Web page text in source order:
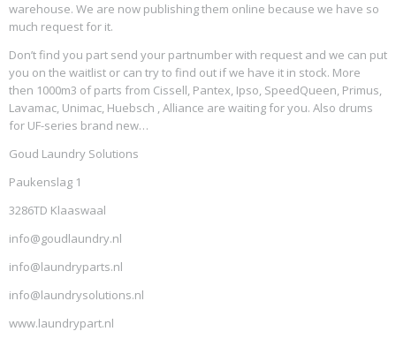
warehouse. We are now publishing them online because we have so
much request for it.
Don’t find you part send your partnumber with request and we can put
you on the waitlist or can try to find out if we have it in stock. More
then 1000m3 of parts from Cissell, Pantex, Ipso, SpeedQueen, Primus,
Lavamac, Unimac, Huebsch , Alliance are waiting for you. Also drums
for UF-series brand new…
Goud Laundry Solutions
Paukenslag 1
3286TD Klaaswaal
info@goudlaundry.nl
info@laundryparts.nl
info@laundrysolutions.nl
www.laundrypart.nl